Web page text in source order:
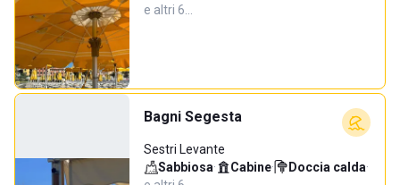
e altri 6…
Bagni Segesta
Sestri Levante
Sabbiosa· Cabine· Doccia calda·